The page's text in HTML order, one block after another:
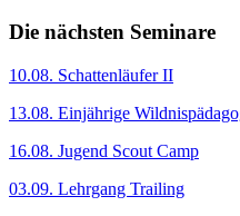
Die nächsten Seminare
10.08. Schattenläufer II
13.08. Einjährige
16.08. Jugend Scout Camp
03.09. Lehrgang Trailing